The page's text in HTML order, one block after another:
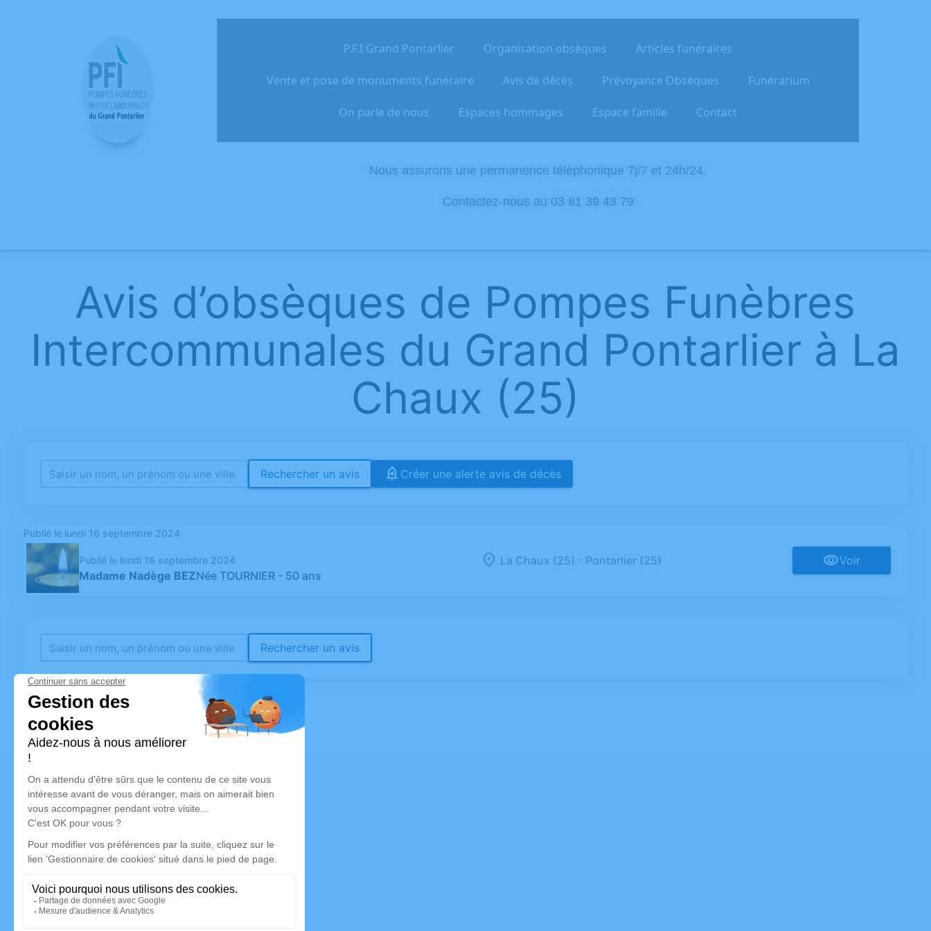
P.F.I Grand Pontarlier Organisation obsèques Articles funéraires
Vente et pose de monuments funéraire Avis de décès Prévoyance Obsèques Funérarium
On parle de nous Espaces hommages Espace famille Contact
Nous assurons une permanence téléphonique 7j/7 et 24h/24.
Contactez-nous au 03 81 39 43 79
Avis d’obsèques de Pompes Funèbres
Intercommunales du Grand Pontarlier à La
Chaux (25)
Rechercher un avis Créer une alerte avis de décès
Publié le lundi 16 septembre 2024
Publié le lundi 16 septembre 2024
Madame Nadège BEZNée TOURNIER - 50 ans
La Chaux (25) - Pontarlier (25) Voir
Rechercher un avis
Accueil>Avis de décès La Chaux (25)